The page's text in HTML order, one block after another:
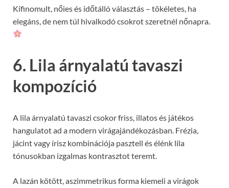
Kifinomult, nőies és időtálló választás – tökéletes, ha
elegáns, de nem túl hivalkodó csokrot szeretnél nőnapra.
6. Lila árnyalatú tavaszi
kompozíció
A lila árnyalatú tavaszi csokor friss, illatos és játékos
hangulatot ad a modern virágajándékozásban. Frézia,
jácint vagy írisz kombinációja pasztell és élénk lila
tónusokban izgalmas kontrasztot teremt.
A lazán kötött, aszimmetrikus forma kiemeli a virágok